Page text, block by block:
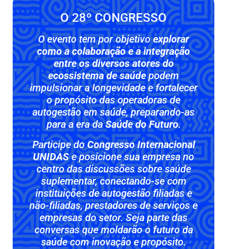
O 28º CONGRESSO
O evento tem por objetivoexplorar
como a colaboração e a integração
entre os diversos atores do
ecossistema de saúdepodem
impulsionar a longevidade e fortalecer
o propósito das operadoras de
autogestão em saúde, preparando-as
para a era daSaúde do Futuro.
Participe doCongresso Internacional
UNIDASe posicione sua empresa no
centro das discussões sobre saúde
suplementar, conectando-se com
instituições de autogestão filiadas e
não-filiadas, prestadores de serviços e
empresas do setor. Seja parte das
conversas que moldarão o futuro da
saúde com inovação e propósito.